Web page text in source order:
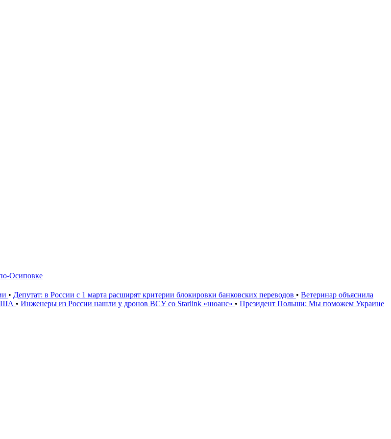
Осиповке
• Депутат: в России с 1 марта расширят критерии блокировки банковских переводов • Ветеринар объяснила
• Инженеры из России нашли у дронов ВСУ со Starlink «нюанс» • Президент Польши: Мы поможем Украине